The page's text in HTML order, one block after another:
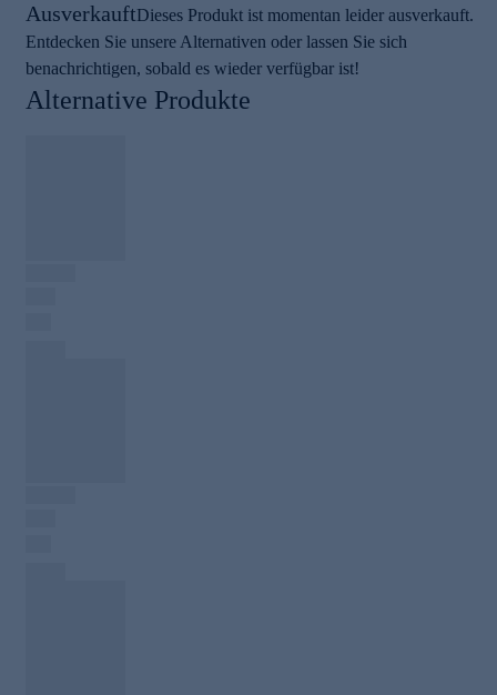
AusverkauftDieses Produkt ist momentan leider ausverkauft.
Entdecken Sie unsere Alternativen oder lassen Sie sich
benachrichtigen, sobald es wieder verfügbar ist!
Alternative Produkte